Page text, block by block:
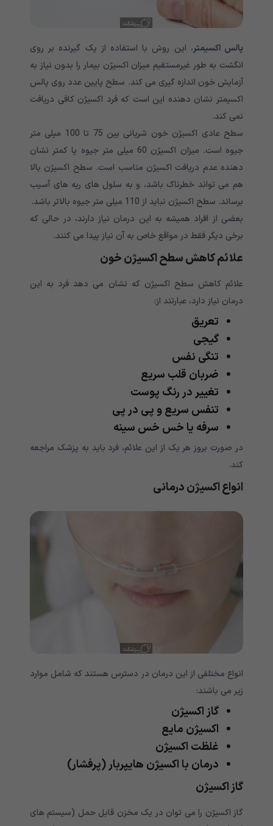
پالس اکسیمتر، این روش با استفاده از یک گیرنده بر روی
انگشت به طور غیرمستقیم میزان اکسیژن بیمار را بدون نیاز به
آزمایش خون اندازه گیری می کند. سطح پایین عدد روی پالس
اکسیمتر نشان دهنده این است که فرد اکسیژن کافی دریافت
نمی کند.
سطح عادی اکسیژن خون شریانی بین 75 تا 100 میلی متر
جیوه است. میزان اکسیژن 60 میلی متر جیوه یا کمتر نشان
دهنده عدم دریافت اکسیژن مناسب است. سطح اکسیژن بالا
هم می تواند خطرناک باشد، و به سلول های ریه های آسیب
برساند. سطح اکسیژن نباید از 110 میلی متر جیوه بالاتر باشد.
بعضی از افراد همیشه به این درمان نیاز دارند، در حالی که
برخی دیگر فقط در مواقع خاص به آن نیاز پیدا می کنند.
علائم کاهش سطح اکسیژن خون
علائم کاهش سطح اکسیژن که نشان می دهد فرد به این
درمان نیاز دارد، عبارتند از:
تعریق
گیجی
تنگی نفس
ضربان قلب سریع
تغییر در رنگ پوست
تنفس سریع و پی در پی
سرفه یا خس خس سینه
در صورت بروز هر یک از این علائم، فرد باید به پزشک مراجعه
کند.
انواع اکسیژن درمانی
انواع مختلفی از این درمان در دسترس هستند که شامل موارد
زیر می باشند:
گاز اکسیژن
اکسیژن مایع
غلظت اکسیژن
درمان با اکسیژن هایپربار (پرفشار)
گاز اکسیژن
گاز اکسیژن را می توان در یک مخزن قابل حمل (سیستم های